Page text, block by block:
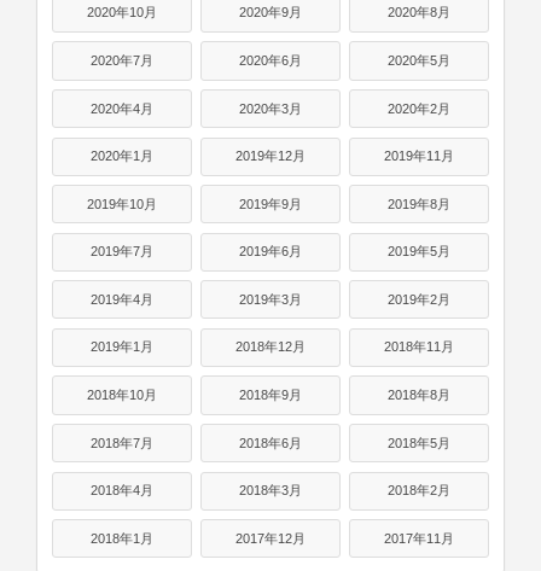
2020年10月 2020年9月 2020年8月
2020年7月 2020年6月 2020年5月
2020年4月 2020年3月 2020年2月
2020年1月 2019年12月 2019年11月
2019年10月 2019年9月 2019年8月
2019年7月 2019年6月 2019年5月
2019年4月 2019年3月 2019年2月
2019年1月 2018年12月 2018年11月
2018年10月 2018年9月 2018年8月
2018年7月 2018年6月 2018年5月
2018年4月 2018年3月 2018年2月
2018年1月 2017年12月 2017年11月